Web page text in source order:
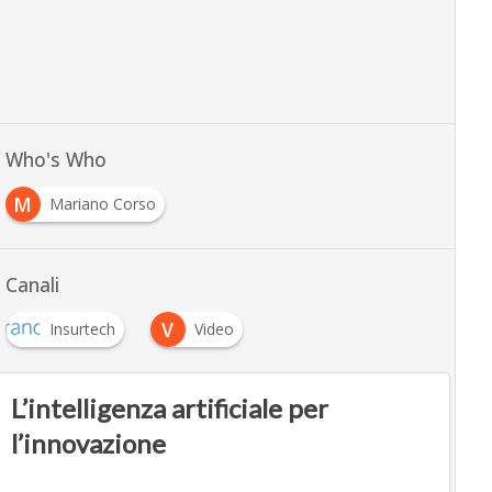
Who's Who
M
Mariano Corso
Canali
Insurtech V Video
L’intelligenza artificiale per
l’innovazione